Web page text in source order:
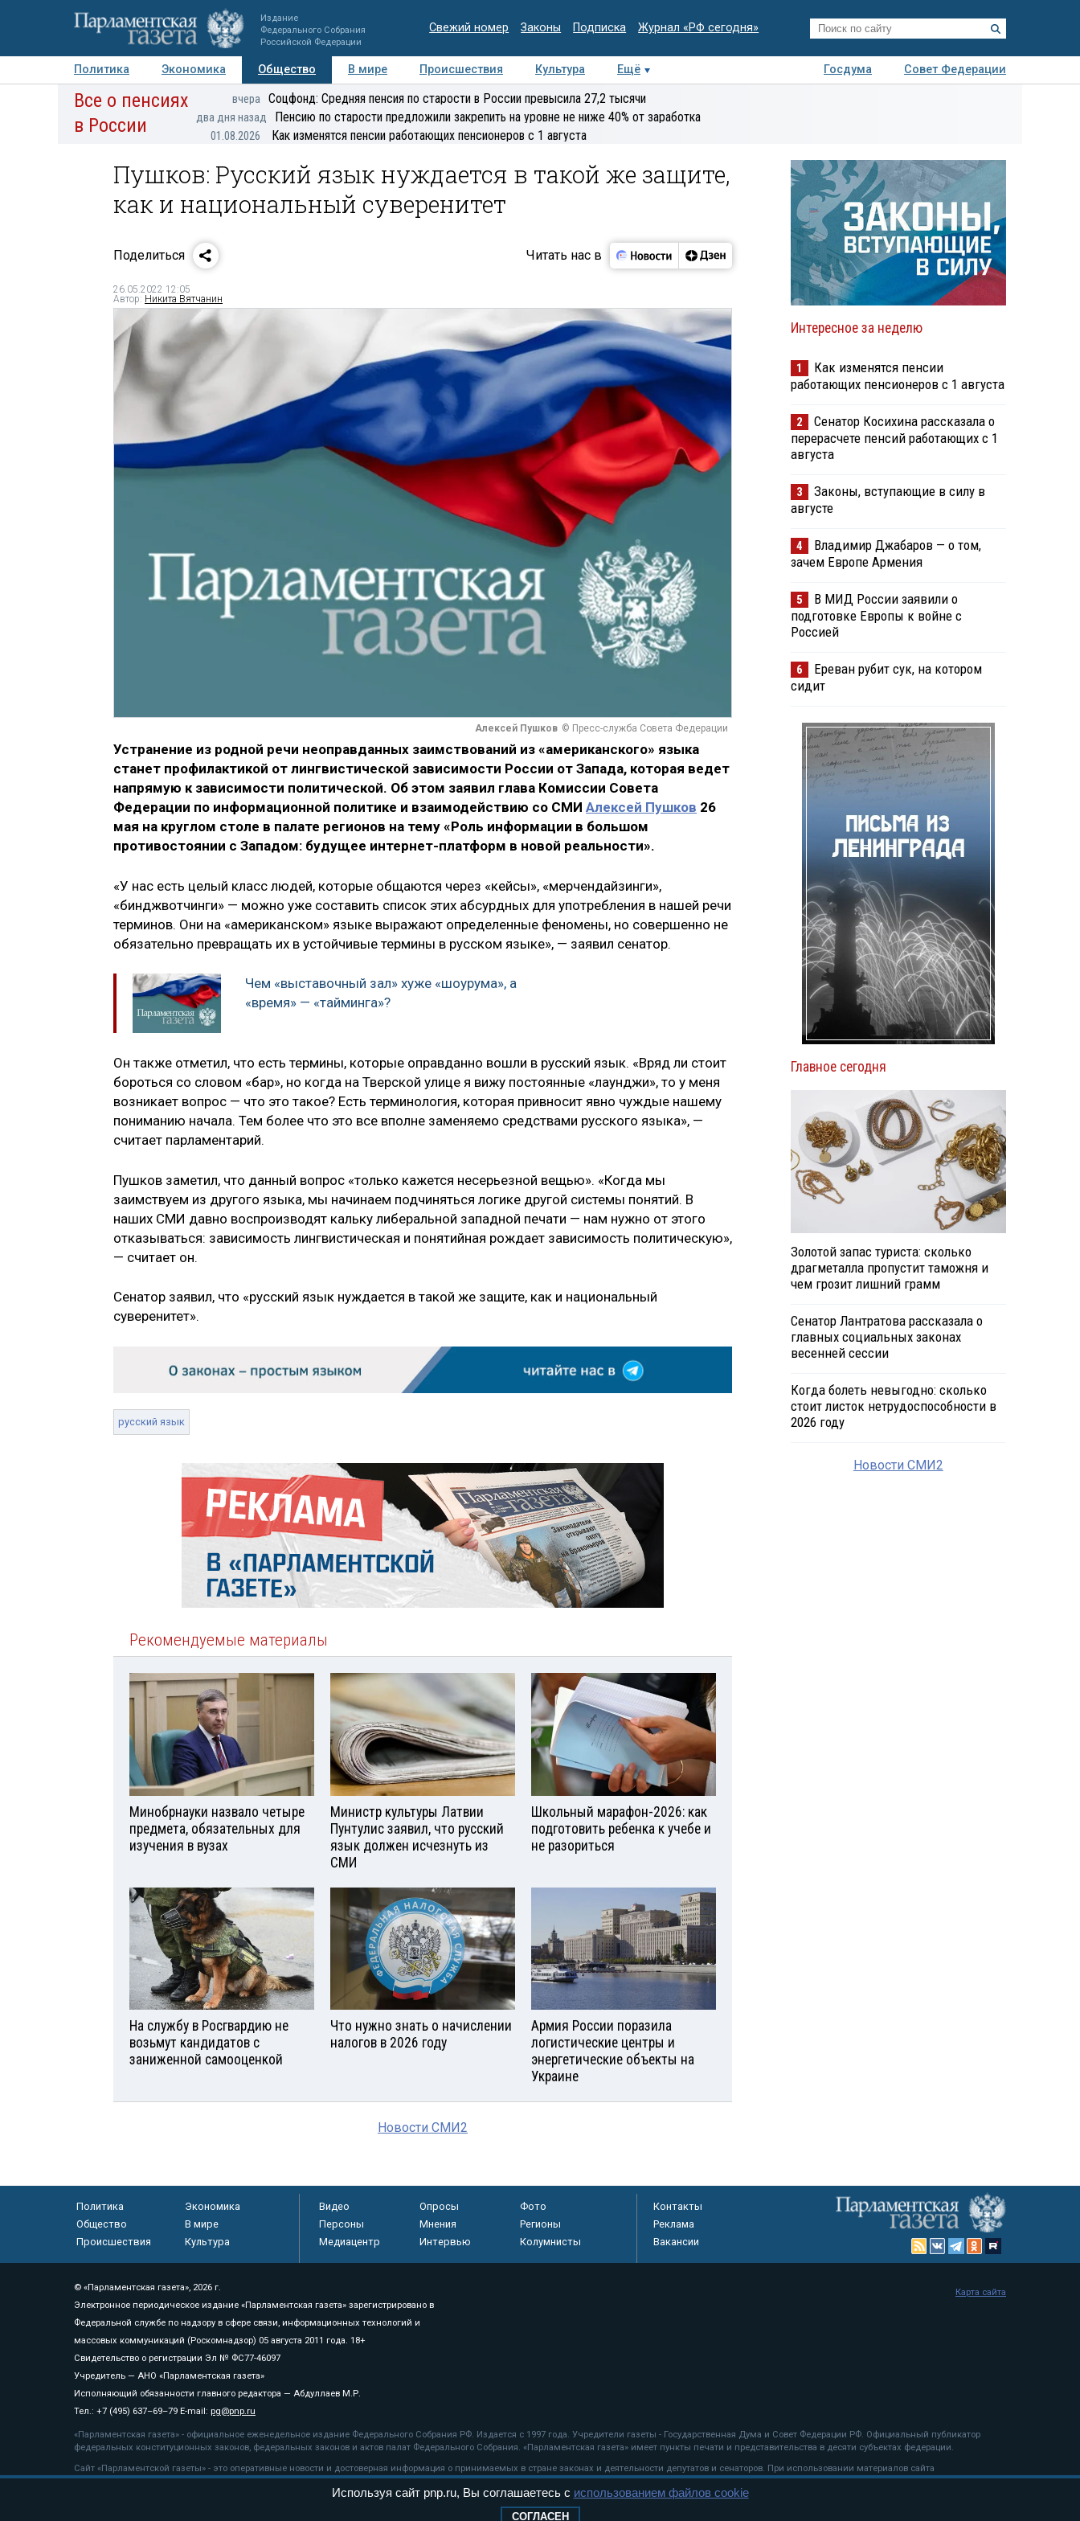
Издание
Федерального Собрания
Российской Федерации
Свежий номер Законы Подписка Журнал «РФ сегодня»
Политика Экономика Общество В мире Происшествия Культура Ещё Госдума
Совет Федерации
Авторы Персоны Мнения Регионы Медиацентр Интервью Колумнисты
экспертиза
Все о пенсиях
в России
вчера Соцфонд: Средняя пенсия по старости в России превысила 27,2 тысячи
два дня назад Пенсию по старости предложили закрепить на уровне не ниже 40% от заработка
01.08.2026 Как изменятся пенсии работающих пенсионеров с 1 августа
Пушков: Русский язык нуждается в такой же защите,
как и национальный суверенитет
Поделиться Читать нас в
26.05.2022 12:05
Автор: Никита Вятчанин
Алексей Пушков © Пресс-служба Совета Федерации
Устранение из родной речи неоправданных заимствований из «американского» языка
станет профилактикой от лингвистической зависимости России от Запада, которая ведет
напрямую к зависимости политической. Об этом заявил глава Комиссии Совета
Федерации по информационной политике и взаимодействию со СМИ Алексей Пушков 26
мая на круглом столе в палате регионов на тему «Роль информации в большом
противостоянии с Западом: будущее интернет-платформ в новой реальности».
«У нас есть целый класс людей, которые общаются через «кейсы», «мерчендайзинги»,
«бинджвотчинги» — можно уже составить список этих абсурдных для употребления в нашей речи
терминов. Они на «американском» языке выражают определенные феномены, но совершенно не
обязательно превращать их в устойчивые термины в русском языке», — заявил сенатор.
Чем «выставочный зал» хуже «шоурума», а
«время» — «тайминга»?
Он также отметил, что есть термины, которые оправданно вошли в русский язык. «Вряд ли стоит
бороться со словом «бар», но когда на Тверской улице я вижу постоянные «лаунджи», то у меня
возникает вопрос — что это такое? Есть терминология, которая привносит явно чуждые нашему
пониманию начала. Тем более что это все вполне заменяемо средствами русского языка», —
считает парламентарий.
Пушков заметил, что данный вопрос «только кажется несерьезной вещью». «Когда мы
заимствуем из другого языка, мы начинаем подчиняться логике другой системы понятий. В
наших СМИ давно воспроизводят кальку либеральной западной печати — нам нужно от этого
отказываться: зависимость лингвистическая и понятийная рождает зависимость политическую»,
— считает он.
Сенатор заявил, что «русский язык нуждается в такой же защите, как и национальный
суверенитет».
русский язык
Рекомендуемые материалы
Минобрнауки назвало четыре
предмета, обязательных для
изучения в вузах
Министр культуры Латвии
Пунтулис заявил, что русский
язык должен исчезнуть из
СМИ
Школьный марафон-2026: как
подготовить ребенка к учебе и
не разориться
На службу в Росгвардию не
возьмут кандидатов с
заниженной самооценкой
Что нужно знать о начислении
налогов в 2026 году
Армия России поразила
логистические центры и
энергетические объекты на
Украине
Новости СМИ2
Интересное за неделю
1
Как изменятся пенсии
работающих пенсионеров с 1 августа
2
Сенатор Косихина рассказала о
перерасчете пенсий работающих с 1
августа
3
Законы, вступающие в силу в
августе
4
Владимир Джабаров — о том,
зачем Европе Армения
5
В МИД России заявили о
подготовке Европы к войне с
Россией
6
Ереван рубит сук, на котором
сидит
Главное сегодня
Золотой запас туриста: сколько
драгметалла пропустит таможня и
чем грозит лишний грамм
Сенатор Лантратова рассказала о
главных социальных законах
весенней сессии
Когда болеть невыгодно: сколько
стоит листок нетрудоспособности в
2026 году
Новости СМИ2
Политика
Экономика
Общество
В мире
Происшествия
Культура
Видео Опросы
Фото
Персоны
Мнения
Регионы
Медиацентр
Интервью Колумнисты
Контакты
Реклама
Вакансии
© «Парламентская газета», 2026 г.
Электронное периодическое издание «Парламентская газета» зарегистрировано в
Федеральной службе по надзору в сфере связи, информационных технологий и
массовых коммуникаций (Роскомнадзор) 05 августа 2011 года. 18+
Свидетельство о регистрации Эл № ФС77-46097
Учредитель — АНО «Парламентская газета»
Исполняющий обязанности главного редактора — Абдуллаев М.Р.
Тел.: +7 (495) 637–69–79 E-mail: pg@pnp.ru
«Парламентская газета» - официальное еженедельное издание Федерального Собрания РФ. Издается с 1997 года. Учредители газеты - Государственная Дума и Совет Федерации РФ. Официальный публикатор
федеральных конституционных законов, федеральных законов и актов палат Федерального Собрания. «Парламентская газета» имеет пункты печати и представительства в десяти субъектах федерации.
Сайт «Парламентской газеты» - это оперативные новости и достоверная информация о принимаемых в стране законах и деятельности депутатов и сенаторов. При использовании материалов сайта
«Парламентской газеты» активная ссылка на pnp.ru обязательна.
рекомендательные технологии
Карта сайта
Используя сайт pnp.ru, Вы соглашаетесь с использованием файлов cookie
СОГЛАСЕН